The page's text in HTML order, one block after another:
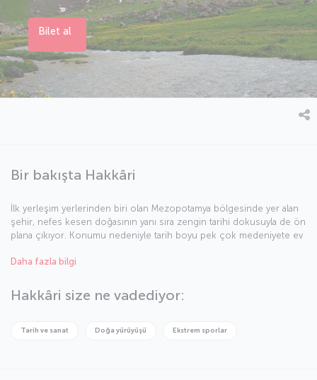
Bilet al
Bir bakışta Hakkâri
İlk yerleşim yerlerinden biri olan Mezopotamya bölgesinde yer alan
şehir, nefes kesen doğasının yanı sıra zengin tarihi dokusuyla de ön
plana çıkıyor. Konumu nedeniyle tarih boyu pek çok medeniyete ev
Karakoyunlu, Akkoyunlu ve Osmanlı İmparatorluğu olmak üzere
dünya tarih mirası olarak kabul edilen şehir, coğrafi yapısı ve iklimiyle
kayak ve ekstrem sporlar için de son derece elverişli.
Daha fazla bilgi
Hakkâri size ne vadediyor:
Tarih ve sanat Doğa yürüyüşü Ekstrem sporlar